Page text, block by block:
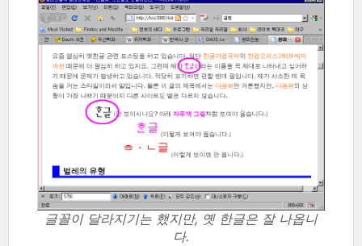
글꼴이 달라지기는 했지만, 옛 한글은 잘 나옵니
다.